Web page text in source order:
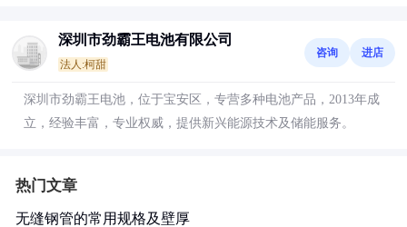
深圳市劲霸王电池有限公司
法人:柯甜
咨询 进店
深圳市劲霸王电池，位于宝安区，专营多种电池产品，2013年成
立，经验丰富，专业权威，提供新兴能源技术及储能服务。
热门文章
无缝钢管的常用规格及壁厚